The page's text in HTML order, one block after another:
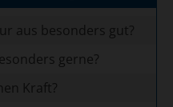
aus besonders gut?
gerne?
Kraft?